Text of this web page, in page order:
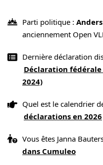
Parti politique : Anders
anciennement Open
Dernière déclaration
Déclaration fédérale
2024)
Quel est le calendrier
déclarations en 2026
Vous êtes Janna
dans Cumuleo